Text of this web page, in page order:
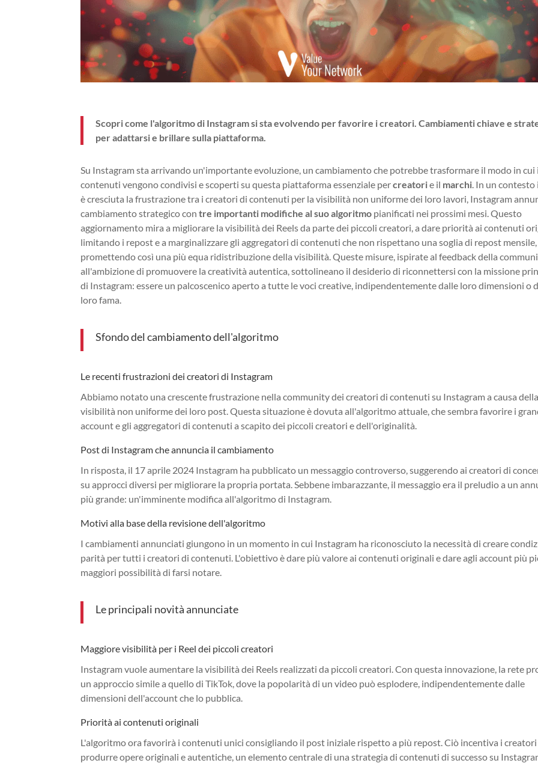
Scopri come l'algoritmo di Instagram si sta evolvendo per favorire i creatori. Cambiamenti chiave e
per adattarsi e brillare sulla piattaforma.
Su Instagram sta arrivando un'importante evoluzione, un cambiamento che potrebbe trasformare il modo in cui
contenuti vengono condivisi e scoperti su questa piattaforma essenziale percreatorie il marchi . In un
è cresciuta la frustrazione tra i creatori di contenuti per la visibilità non uniforme dei loro lavori, Instagram
cambiamento strategico contre importanti modifiche al suo algoritmo pianificati nei prossimi mesi. Questo
aggiornamento mira a migliorare la visibilità dei Reels da parte dei piccoli creatori, a dare priorità ai contenuti
limitando i repost e a marginalizzare gli aggregatori di contenuti che non rispettano una soglia di repost mensile,
promettendo così una più equa ridistribuzione della visibilità. Queste misure, ispirate al feedback della
all'ambizione di promuovere la creatività autentica, sottolineano il desiderio di riconnettersi con la missione
di Instagram: essere un palcoscenico aperto a tutte le voci creative, indipendentemente dalle loro dimensioni o
loro fama.
Sfondo del cambiamento dell'algoritmo
Le recenti frustrazioni dei creatori di Instagram
Abbiamo notato una crescente frustrazione nella community dei creatori di contenuti su Instagram a causa
visibilità non uniforme dei loro post. Questa situazione è dovuta all'algoritmo attuale, che sembra favorire i
account e gli aggregatori di contenuti a scapito dei piccoli creatori e dell'originalità.
Post di Instagram che annuncia il cambiamento
In risposta, il 17 aprile 2024 Instagram ha pubblicato un messaggio controverso, suggerendo ai creatori di
su approcci diversi per migliorare la propria portata. Sebbene imbarazzante, il messaggio era il preludio a un
più grande: un'imminente modifica all'algoritmo di Instagram.
Motivi alla base della revisione dell'algoritmo
I cambiamenti annunciati giungono in un momento in cui Instagram ha riconosciuto la necessità di creare
parità per tutti i creatori di contenuti. L'obiettivo è dare più valore ai contenuti originali e dare agli account più
maggiori possibilità di farsi notare.
Le principali novità annunciate
Maggiore visibilità per i Reel dei piccoli creatori
Instagram vuole aumentare la visibilità dei Reels realizzati da piccoli creatori. Con questa innovazione, la rete
un approccio simile a quello di TikTok, dove la popolarità di un video può esplodere, indipendentemente dalle
dimensioni dell'account che lo pubblica.
Priorità ai contenuti originali
L'algoritmo ora favorirà i contenuti unici consigliando il post iniziale rispetto a più repost. Ciò incentiva i creatori
produrre opere originali e autentiche, un elemento centrale di una strategia di contenuti di successo su